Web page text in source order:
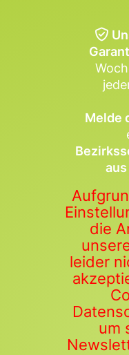
Melde
die
leider
um